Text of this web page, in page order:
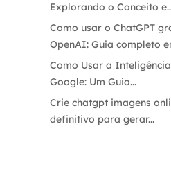
Explorando o Conceito
Como usar o ChatGPT
OpenAI: Guia completo
Como Usar a
Google: Um Guia...
Crie chatgpt imagens
definitivo para gerar...